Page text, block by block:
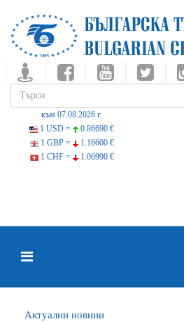
към 07.08.2026 г.
1 USD =
0.86690 €
1 GBP =
1.16600 €
1 CHF =
1.06990 €
Актуални новини